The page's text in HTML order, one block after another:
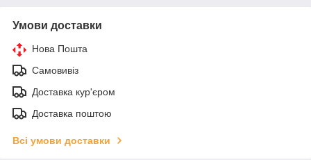
Умови доставки
Нова Пошта
Самовивіз
Доставка кур'єром
Доставка поштою
Всі умови доставки